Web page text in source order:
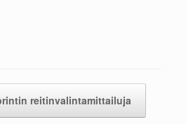
reitinvalintamittailuja